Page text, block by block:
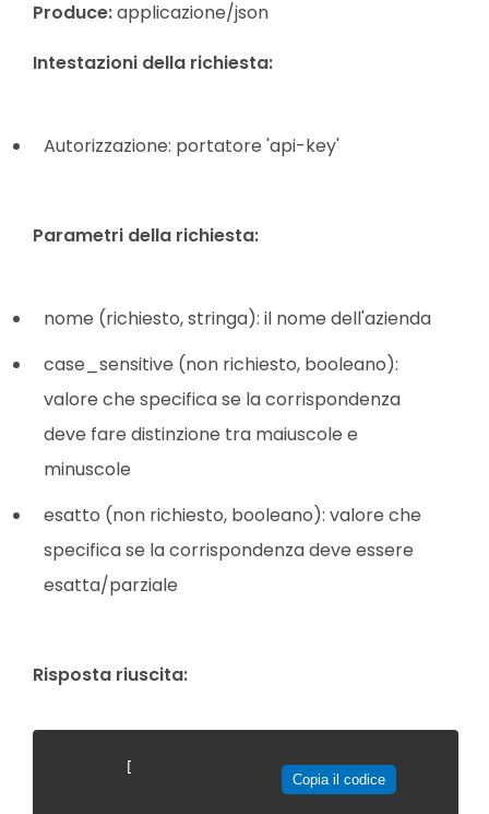
Produce:applicazione/json
Intestazioni della richiesta:
Autorizzazione: portatore 'api-key'
Parametri della richiesta:
nome (richiesto, stringa): il nome dell'azienda
case_sensitive (non richiesto, booleano):
valore che specifica se la corrispondenza
deve fare distinzione tra maiuscole e
minuscole
esatto (non richiesto, booleano): valore che
specifica se la corrispondenza deve essere
esatta/parziale
Risposta riuscita:
        [
Copia il codice